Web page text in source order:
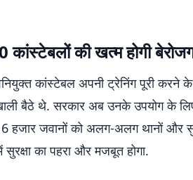
की खत्म होगी
कांस्टेबल अपनी ट्रेनिंग पूरी करने के
बैठे थे. सरकार अब उनके उपयोग के
हजार जवानों को अलग-अलग थानों और
का पहरा और मजबूत होगा.